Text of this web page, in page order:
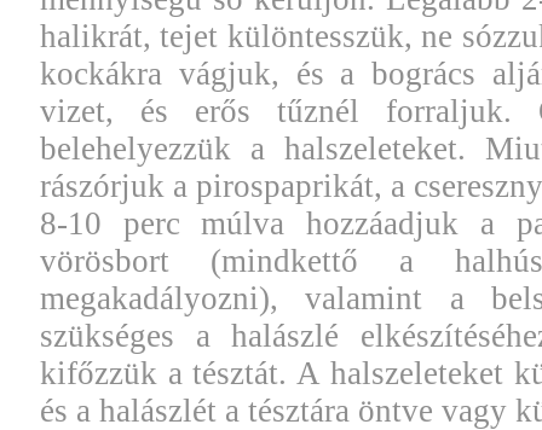
halikrát, tejet különtesszük, ne
kockákra vágjuk, és a bogrács
vizet, és erős tűznél forraljuk.
belehelyezzük a halszeleteket.
rászórjuk a pirospaprikát, a
8-10 perc múlva hozzáadjuk a
vörösbort (mindkettő a
megakadályozni), valamint a
szükséges a halászlé
kifőzzük a tésztát. A halszeleteket
és a halászlét a tésztára öntve vagy